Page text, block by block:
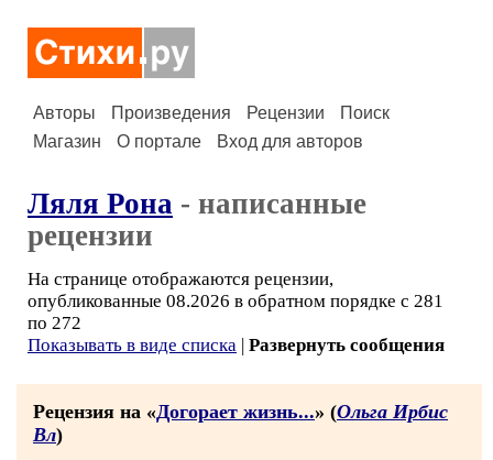
Авторы Произведения Рецензии
Поиск
Магазин
О портале Вход для авторов
Ляля Рона - написанные
рецензии
На странице отображаются рецензии,
опубликованные 08.2026 в обратном порядке с 281
по 272
Показывать в виде списка | Развернуть сообщения
Рецензия на «Догорает жизнь...» (Ольга Ирбис
Вл)